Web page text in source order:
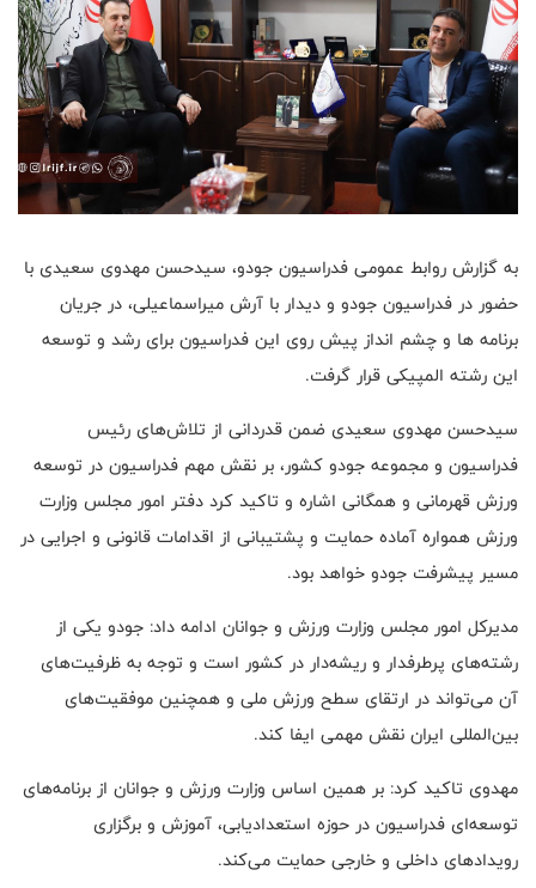
به گزارش روابط عمومی فدراسیون جودو، سیدحسن مهدوی سعیدی با
حضور در فدراسیون جودو و دیدار با آرش میراسماعیلی، در جریان
برنامه ها و چشم انداز پیش روی این فدراسیون برای رشد و توسعه
این رشته المپیکی قرار گرفت.
سیدحسن مهدوی سعیدی ضمن قدردانی از تلاش‌های رئیس
فدراسیون و مجموعه جودو کشور، بر نقش مهم فدراسیون در توسعه
ورزش قهرمانی و همگانی اشاره و تاکید کرد دفتر امور مجلس وزارت
ورزش همواره آماده حمایت و پشتیبانی از اقدامات قانونی و اجرایی در
مسیر پیشرفت جودو خواهد بود.
مدیرکل امور مجلس وزارت ورزش و جوانان ادامه داد: جودو یکی از
رشته‌های پرطرفدار و ریشه‌دار در کشور است و توجه به ظرفیت‌های
آن می‌تواند در ارتقای سطح ورزش ملی و همچنین موفقیت‌های
بین‌المللی ایران نقش مهمی ایفا کند.
مهدوی تاکید کرد: بر همین اساس وزارت ورزش و جوانان از برنامه‌های
توسعه‌ای فدراسیون در حوزه استعدادیابی، آموزش و برگزاری
رویدادهای داخلی و خارجی حمایت می‌کند.